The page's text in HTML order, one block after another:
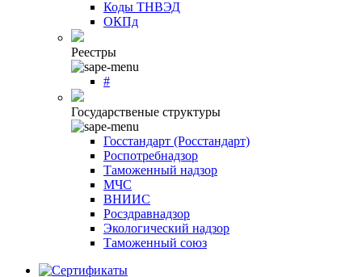
Коды ТНВЭД
ОКПд
Реестры
#
Государственые структуры
Госстандарт (Росстандарт)
Роспотребнадзор
Таможенный надзор
МЧС
ВНИИС
Росздравнадзор
Экологический надзор
Таможенный союз